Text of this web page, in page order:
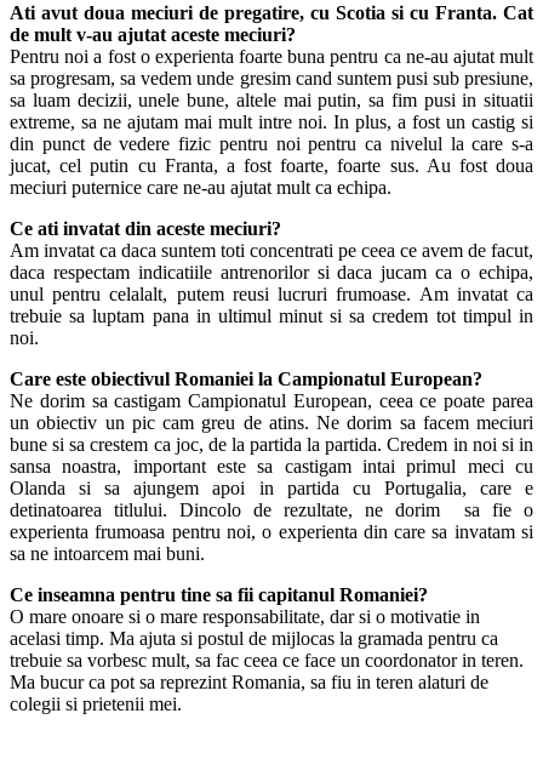
Ati avut doua meciuri de pregatire, cu Scotia si cu Franta. Cat
de mult v-au ajutat aceste meciuri?
Pentru noi a fost o experienta foarte buna pentru ca ne-au ajutat mult
sa progresam, sa vedem unde gresim cand suntem pusi sub presiune,
sa luam decizii, unele bune, altele mai putin, sa fim pusi in situatii
extreme, sa ne ajutam mai mult intre noi. In plus, a fost un castig si
din punct de vedere fizic pentru noi pentru ca nivelul la care s-a
jucat, cel putin cu Franta, a fost foarte, foarte sus. Au fost doua
meciuri puternice care ne-au ajutat mult ca echipa.
Ce ati invatat din aceste meciuri?
Am invatat ca daca suntem toti concentrati pe ceea ce avem de facut,
daca respectam indicatiile antrenorilor si daca jucam ca o echipa,
unul pentru celalalt, putem reusi lucruri frumoase. Am invatat ca
trebuie sa luptam pana in ultimul minut si sa credem tot timpul in
noi.
Care este obiectivul Romaniei la Campionatul European?
Ne dorim sa castigam Campionatul European, ceea ce poate parea
un obiectiv un pic cam greu de atins. Ne dorim sa facem meciuri
bune si sa crestem ca joc, de la partida la partida. Credem in noi si in
sansa noastra, important este sa castigam intai primul meci cu
Olanda si sa ajungem apoi in partida cu Portugalia, care e
detinatoarea titlului. Dincolo de rezultate, ne dorim sa fie o
experienta frumoasa pentru noi, o experienta din care sa invatam si
sa ne intoarcem mai buni.
Ce inseamna pentru tine sa fii capitanul Romaniei?
O mare onoare si o mare responsabilitate, dar si o motivatie in
acelasi timp. Ma ajuta si postul de mijlocas la gramada pentru ca
trebuie sa vorbesc mult, sa fac ceea ce face un coordonator in teren.
Ma bucur ca pot sa reprezint Romania, sa fiu in teren alaturi de
colegii si prietenii mei.